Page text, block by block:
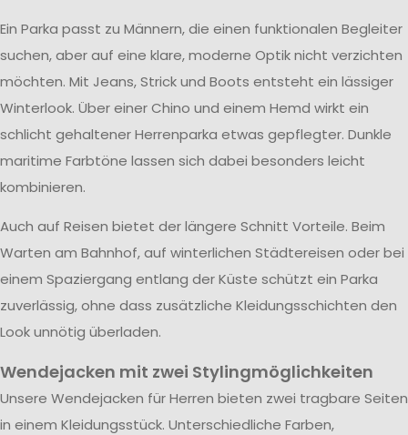
Ein Parka passt zu Männern, die einen funktionalen Begleiter
suchen, aber auf eine klare, moderne Optik nicht verzichten
möchten. Mit Jeans, Strick und Boots entsteht ein lässiger
Winterlook. Über einer Chino und einem Hemd wirkt ein
schlicht gehaltener Herrenparka etwas gepflegter. Dunkle
maritime Farbtöne lassen sich dabei besonders leicht
kombinieren.
Auch auf Reisen bietet der längere Schnitt Vorteile. Beim
Warten am Bahnhof, auf winterlichen Städtereisen oder bei
einem Spaziergang entlang der Küste schützt ein Parka
zuverlässig, ohne dass zusätzliche Kleidungsschichten den
Look unnötig überladen.
Wendejacken mit zwei Stylingmöglichkeiten
Unsere Wendejacken für Herren bieten zwei tragbare Seiten
in einem Kleidungsstück. Unterschiedliche Farben,